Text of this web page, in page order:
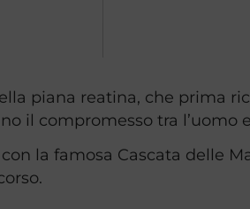
piana reatina, che prima
il compromesso tra l’uomo
la famosa Cascata delle